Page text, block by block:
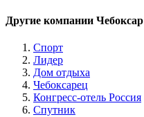
Другие компании Чебоксар
Спорт
Лидер
Дом отдыха
Чебоксарец
Конгресс-отель Россия
Спутник